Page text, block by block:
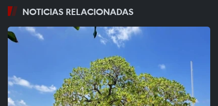
NOTICIAS RELACIONADAS